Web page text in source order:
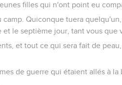
filles qui n'ont point eu
camp. Quiconque tuera
le septième jour, tant vous que
et tout ce qui sera fait de
de guerre qui étaient allés à